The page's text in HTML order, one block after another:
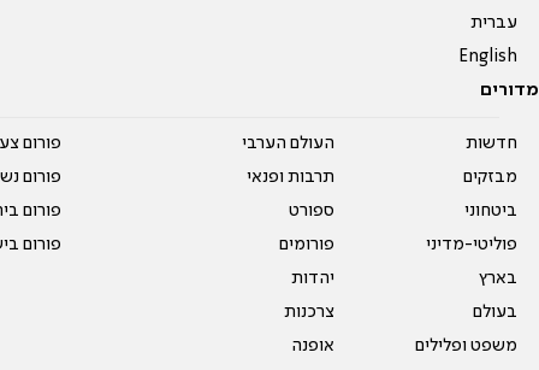
עברית
English
מדורים
חדשות
מבזקים
ביטחוני
פוליטי-מדיני
בארץ
בעולם
משפט ופלילים
העולם הערבי
תרבות ופנאי
ספורט
פורומים
יהדות
צרכנות
אופנה
פורום
פורום
פורום
פורום